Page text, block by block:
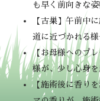
も早く前向きな
【古巣】午前中
道に近づかれる
【お母様へのプ
様が、少し心身
【施術後に香り